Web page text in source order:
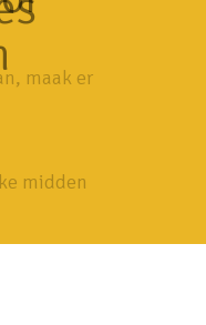
maak er
midden